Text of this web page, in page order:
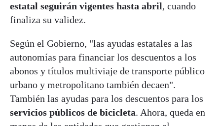
estatal seguirán vigentes hasta abril, cuando
finaliza su validez.
Según el Gobierno, "las ayudas estatales a las
autonomías para financiar los descuentos a los
abonos y títulos multiviaje de transporte público
urbano y metropolitano también decaen".
También las ayudas para los descuentos para los
servicios públicos de bicicleta. Ahora, queda en